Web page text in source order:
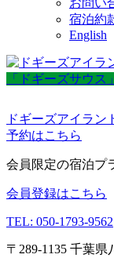
お問い
宿泊約
English
「ドギーズサウス
ドギーズアイラン
予約はこちら
会員限定の宿泊プ
会員登録はこちら
TEL: 050-1793-9562
〒289-1135 千葉県